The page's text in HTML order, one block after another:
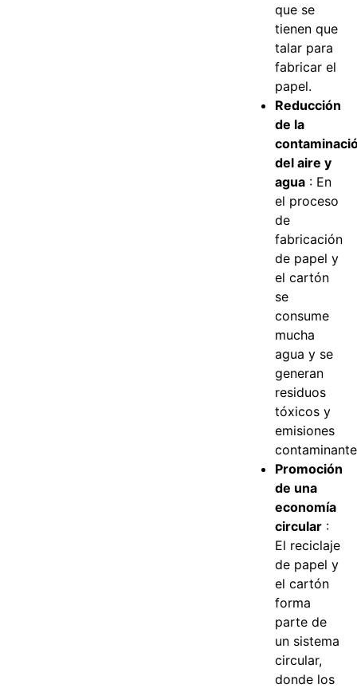
que se
tienen que
talar para
fabricar el
papel.
Reducción
de la
del aire y
agua : En
el proceso
de
fabricación
de papel y
el cartón
se
consume
mucha
agua y se
generan
residuos
tóxicos y
emisiones
Promoción
de una
economía
circular :
El reciclaje
de papel y
el cartón
forma
parte de
un sistema
circular,
donde los